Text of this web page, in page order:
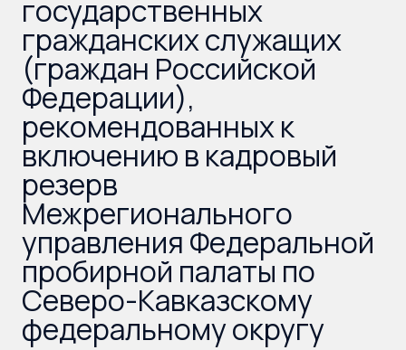
государственных
гражданских служащих
(граждан Российской
Федерации),
рекомендованных к
включению в кадровый
резерв
Межрегионального
управления Федеральной
пробирной палаты по
Северо-Кавказскому
федеральному округу